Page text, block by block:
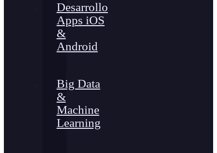
Desarrollo
Apps iOS
&
Android
Big Data
&
Machine
Learning